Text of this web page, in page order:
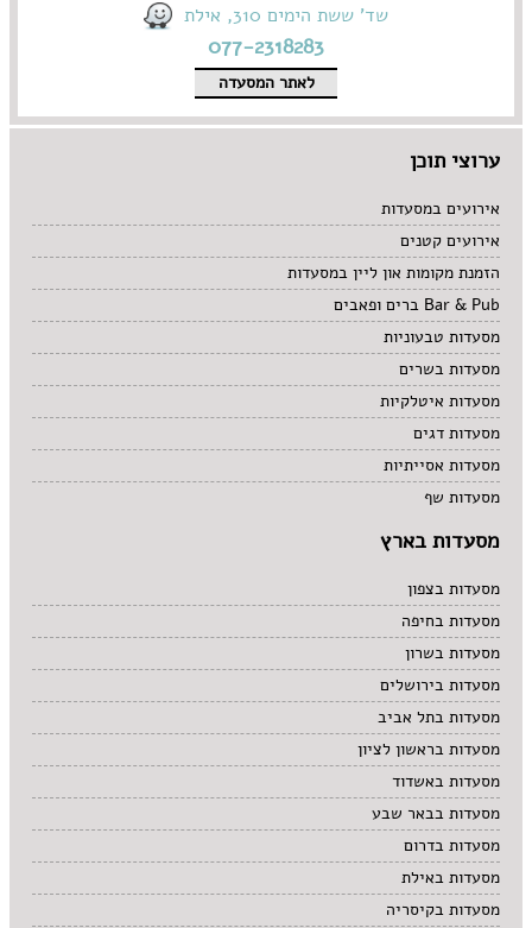
שד' ששת הימים 310, אילת
077-2318283
לאתר המסעדה
ערוצי תוכן
אירועים במסעדות
אירועים קטנים
הזמנת מקומות און ליין במסעדות
Bar & Pub ברים ופאבים
מסעדות טבעוניות
מסעדות בשרים
מסעדות איטלקיות
מסעדות דגים
מסעדות אסייתיות
מסעדות שף
מסעדות בארץ
מסעדות בצפון
מסעדות בחיפה
מסעדות בשרון
מסעדות בירושלים
מסעדות בתל אביב
מסעדות בראשון לציון
מסעדות באשדוד
מסעדות בבאר שבע
מסעדות בדרום
מסעדות באילת
מסעדות בקיסריה